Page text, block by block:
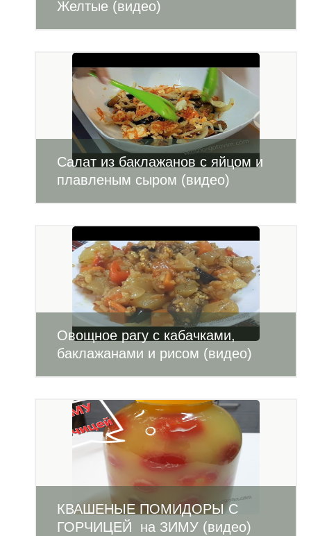
Желтые (видео)
Салат из баклажанов с яйцом и
плавленым сыром (видео)
Овощное рагу с кабачками,
баклажанами и рисом (видео)
КВАШЕНЫЕ ПОМИДОРЫ С
ГОРЧИЦЕЙ на ЗИМУ (видео)